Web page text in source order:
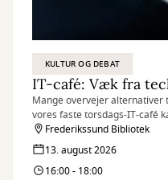
KULTUR OG DEBAT
IT-café: Væk fra
Mange overvejer alternativer
vores faste torsdags-IT-café
dele erfaringer og få gode
blandt andet mail, browsere,
chatprogrammer og sociale
Frederikssund Bibliotek
13. august 2026
16:00 - 18:00